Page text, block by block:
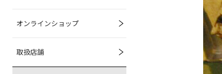
オンラインショップ
取扱店舗